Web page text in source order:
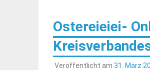
Ostereieiei-
Veröffentlicht am 31. März